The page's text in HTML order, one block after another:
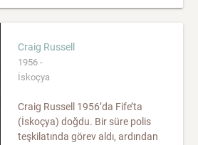
Craig Russell
1956 -
İskoçya
Craig Russell 1956’da Fife’ta
(İskoçya) doğdu. Bir süre polis
teşkilatında görev aldı, ardından